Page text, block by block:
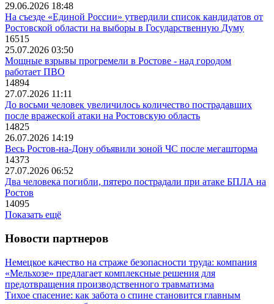
29.06.2026 18:48
На съезде «Единой России» утвердили список кандидатов от
Ростовской области на выборы в Государственную Думу
16515
25.07.2026 03:50
Мощные взрывы прогремели в Ростове - над городом
работает ПВО
14894
27.07.2026 11:11
До восьми человек увеличилось количество пострадавших
после вражеской атаки на Ростовскую область
14825
26.07.2026 14:19
Весь Ростов-на-Дону объявили зоной ЧС после мегашторма
14373
27.07.2026 06:52
Два человека погибли, пятеро пострадали при атаке БПЛА на
Ростов
14095
Показать ещё
Новости партнеров
Немецкое качество на страже безопасности труда: компания
«Мельхозе» предлагает комплексные решения для
предотвращения производственного травматизма
Тихое спасение: как забота о спине становится главным